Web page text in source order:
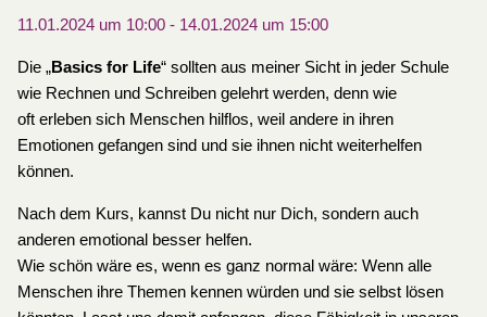
11.01.2024 um 10:00- 14.01.2024 um 15:00
Die „Basics for Life“ sollten aus meiner Sicht in jeder Schule
wie Rechnen und Schreiben gelehrt werden, denn wie
oft erleben sich Menschen hilflos, weil andere in ihren
Emotionen gefangen sind und sie ihnen nicht weiterhelfen
können.
Nach dem Kurs, kannst Du nicht nur Dich, sondern auch
anderen emotional besser helfen.
Wie schön wäre es, wenn es ganz normal wäre: Wenn alle
Menschen ihre Themen kennen würden und sie selbst lösen